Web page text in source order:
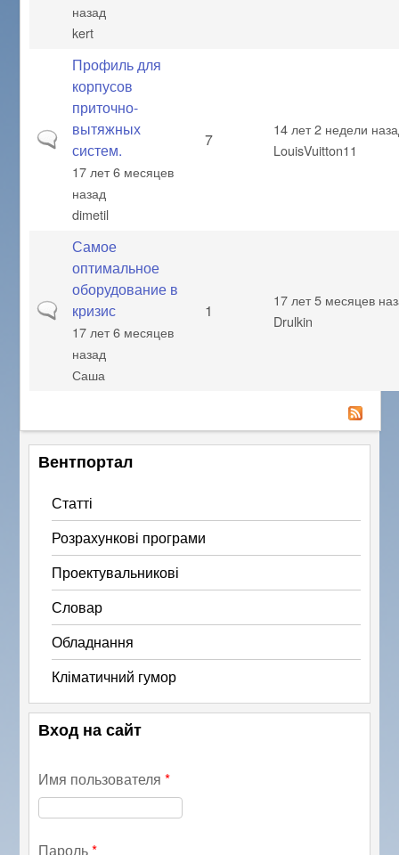
назад
kert
Обычная тема
Профиль для
корпусов
приточно-
вытяжных
систем.
17 лет 6 месяцев
назад
dimetil
7
14 лет 2 недели
LouisVuitton11
Обычная тема
Самое
оптимальное
оборудование в
кризис
17 лет 6 месяцев
назад
Саша
1
17 лет 5 месяцев
Drulkin
Вентпортал
Статті
Розрахункові програми
Проектувальникові
Словар
Обладнання
Кліматичний гумор
Вход на сайт
Имя пользователя*
Пароль*